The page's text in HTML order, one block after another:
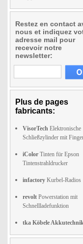
Restez en contact
nous et indiquez
adresse mail pour
recevoir notre
newsletter:
Plus de pages
fabricants:
VisorTech Elektronische
Schließzylinder mit
iColor Tinten für Epson
Tintenstrahldrucker
infactory Kurbel-Radios
revolt Powerstation mit
Schnellladefunktion
tka Köbele